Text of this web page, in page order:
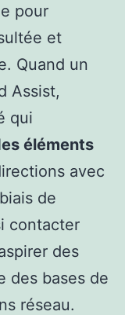
pour
et
Quand un
Assist,
qui
éléments
avec
de
contacter
des
des bases de
réseau.